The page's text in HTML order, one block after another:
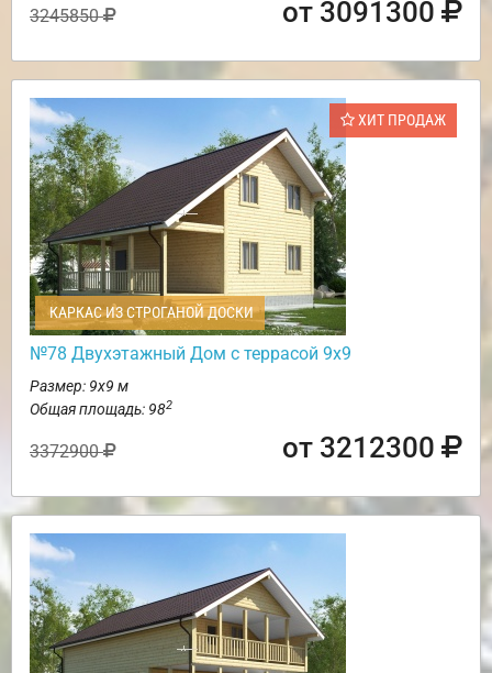
3245850 от 3091300
ХИТ ПРОДАЖ
КАРКАС ИЗ СТРОГАНОЙ ДОСКИ
№78 Двухэтажный Дом с террасой 9х9
Размер: 9х9 м
Общая площадь: 982
3372900 от 3212300